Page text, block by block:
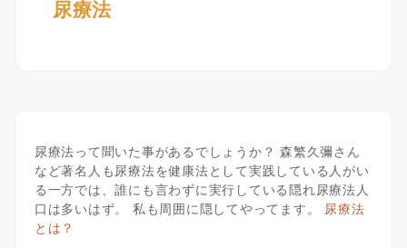
尿療法
尿療法って聞いた事があるでしょうか？ 森繁久彌さん
など著名人も尿療法を健康法として実践している人がい
る一方では、誰にも言わずに実行している隠れ尿療法人
口は多いはず。 私も周囲に隠してやってます。 尿療法
とは？